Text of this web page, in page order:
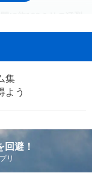
方に直撃か 関東も
く
間以内に線状降水帯
発表
集
よう
避！
リ